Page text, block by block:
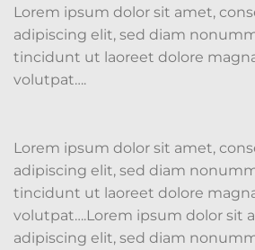
Lorem ipsum dolor sit amet,
adipiscing elit, sed diam
tincidunt ut laoreet dolore
volutpat….
Lorem ipsum dolor sit amet,
adipiscing elit, sed diam
tincidunt ut laoreet dolore
volutpat….Lorem ipsum dolor sit
adipiscing elit, sed diam